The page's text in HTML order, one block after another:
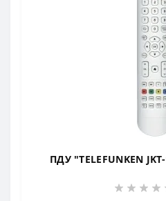
ПДУ "TELEFUNKEN